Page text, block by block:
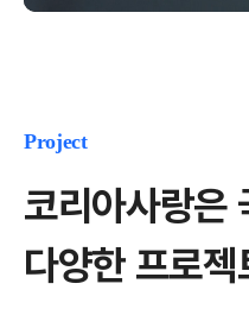
Project
코리아사랑은
다양한 프로젝